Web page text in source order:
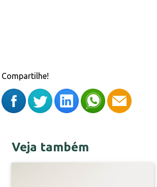
Compartilhe!
Veja também